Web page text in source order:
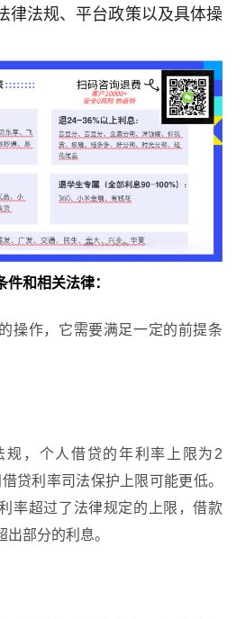
律法规、平台政策以及具体操
和相关法律：
操作，它需要满足一定的前提条
规，个人借贷的年利率上限为2
贷利率司法保护上限可能更低。
率超过了法律规定的上限，借款
部分的利息。